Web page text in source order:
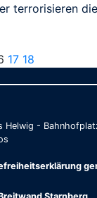
terrorisieren
17 18
-